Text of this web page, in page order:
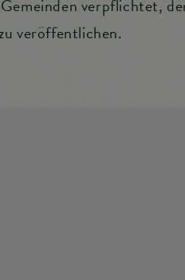
verpflichtet,
veröffentlichen.